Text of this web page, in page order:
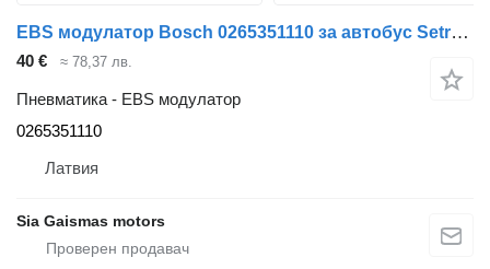
EBS модулатор Bosch 0265351110 за автобус Setra 315HD
40 € ≈ 78,37 лв.
Пневматика - EBS модулатор
0265351110
Латвия
Sia Gaismas motors